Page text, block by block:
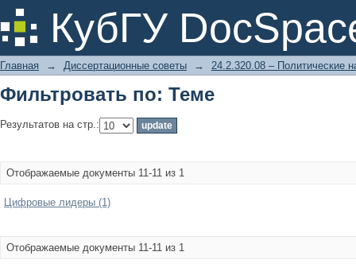
КубГУ
Фильтровать по: Теме
Главная → Диссертационные советы → 24.2.320.08 – Политические
Фильтровать по: Теме
Результатов на стр.:
Отображаемые документы 11-11 из 1
Цифровые лидеры (1)
Отображаемые документы 11-11 из 1